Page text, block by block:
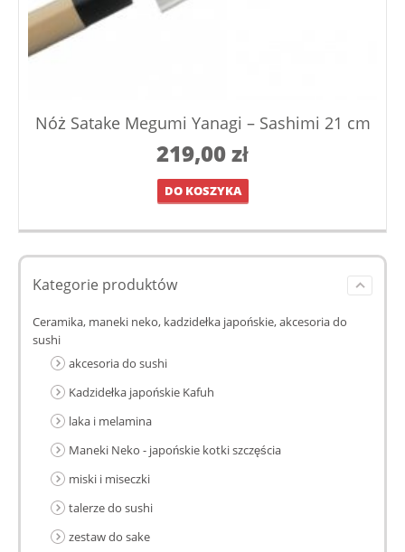
Nóż Satake Megumi Yanagi – Sashimi 21 cm
219,00zł
DO KOSZYKA
Kategorie produktów
Ceramika, maneki neko, kadzidełka japońskie, akcesoria do
sushi
akcesoria do sushi
Kadzidełka japońskie Kafuh
laka i melamina
Maneki Neko - japońskie kotki szczęścia
miski i miseczki
talerze do sushi
zestaw do sake